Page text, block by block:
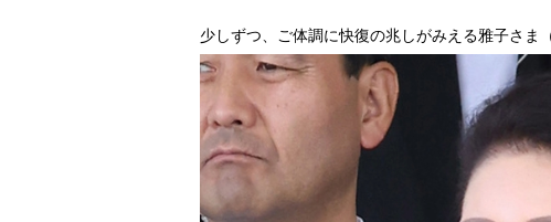
少しずつ、ご体調に快復の兆しがみえる雅子さま